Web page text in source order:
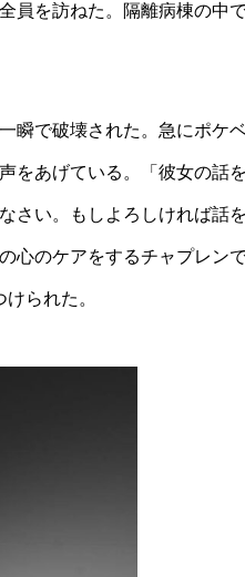
員を訪ねた。隔離病棟の中
瞬で破壊された。急にポケ
をあげている。「彼女の話
さい。もしよろしければ話
心のケアをするチャプレン
られた。